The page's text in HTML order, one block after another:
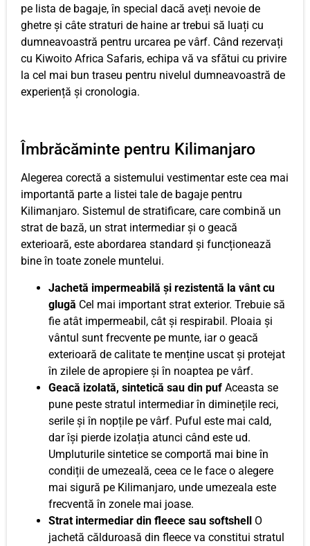
pe lista de bagaje, în special dacă aveți nevoie de
ghetre și câte straturi de haine ar trebui să luați cu
dumneavoastră pentru urcarea pe vârf. Când rezervați
cu Kiwoito Africa Safaris, echipa vă va sfătui cu privire
la cel mai bun traseu pentru nivelul dumneavoastră de
experiență și cronologia.
Îmbrăcăminte pentru Kilimanjaro
Alegerea corectă a sistemului vestimentar este cea mai
importantă parte a listei tale de bagaje pentru
Kilimanjaro. Sistemul de stratificare, care combină un
strat de bază, un strat intermediar și o geacă
exterioară, este abordarea standard și funcționează
bine în toate zonele muntelui.
Jachetă impermeabilă și rezistentă la vânt cu
glugă Cel mai important strat exterior. Trebuie să
fie atât impermeabil, cât și respirabil. Ploaia și
vântul sunt frecvente pe munte, iar o geacă
exterioară de calitate te menține uscat și protejat
în zilele de apropiere și în noaptea pe vârf.
Geacă izolată, sintetică sau din puf Aceasta se
pune peste stratul intermediar în diminețile reci,
serile și în nopțile pe vârf. Puful este mai cald,
dar își pierde izolația atunci când este ud.
Umpluturile sintetice se comportă mai bine în
condiții de umezeală, ceea ce le face o alegere
mai sigură pe Kilimanjaro, unde umezeala este
frecventă în zonele mai joase.
Strat intermediar din fleece sau softshell O
jachetă călduroasă din fleece va constitui stratul